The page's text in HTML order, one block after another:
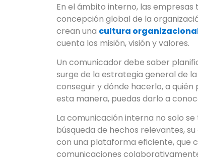
En el ámbito interno, las
concepción global de la
crean una cultura
cuenta los misión, visión y valores.
Un comunicador debe saber
surge de la estrategia general de
conseguir y dónde hacerlo, a
esta manera, puedas darlo a
La comunicación interna no solo
búsqueda de hechos relevantes,
con una plataforma eficiente, que
comunicaciones